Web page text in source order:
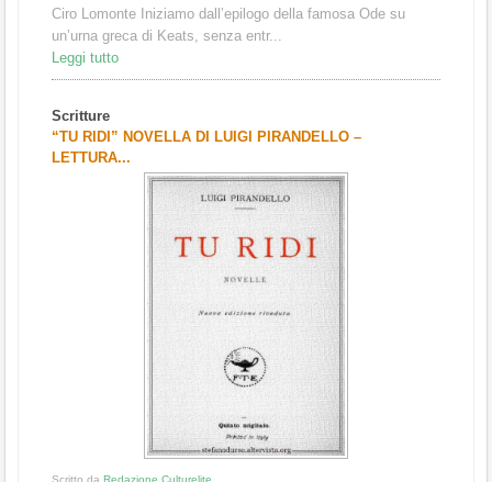
Ciro Lomonte Iniziamo dall’epilogo della famosa Ode su
un’urna greca di Keats, senza entr...
Leggi tutto
Scritture
“TU RIDI” NOVELLA DI LUIGI PIRANDELLO –
LETTURA...
Scritto da Redazione Culturelite